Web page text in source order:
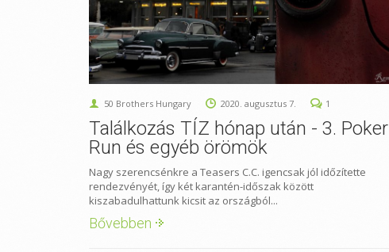
50 Brothers Hungary 2020. augusztus 7. 1
Találkozás TÍZ hónap után - 3. Poker
Run és egyéb örömök
Nagy szerencsénkre a Teasers C.C. igencsak jól időzítette
rendezvényét, így két karantén-időszak között
kiszabadulhattunk kicsit az országból...
Bővebben